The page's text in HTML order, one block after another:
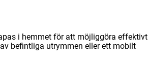
i hemmet för att möjliggöra effektivt
befintliga utrymmen eller ett mobilt